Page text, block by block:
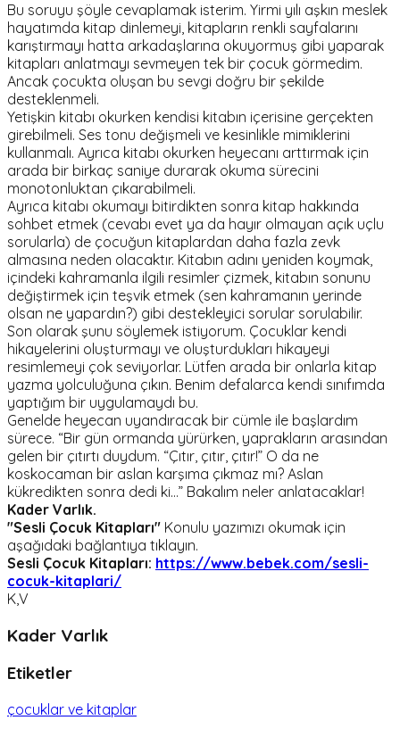
Bu soruyu şöyle cevaplamak isterim. Yirmi yılı aşkın meslek
hayatımda kitap dinlemeyi, kitapların renkli sayfalarını
karıştırmayı hatta arkadaşlarına okuyormuş gibi yaparak
kitapları anlatmayı sevmeyen tek bir çocuk görmedim.
Ancak çocukta oluşan bu sevgi doğru bir şekilde
desteklenmeli.
Yetişkin kitabı okurken kendisi kitabın içerisine gerçekten
girebilmeli. Ses tonu değişmeli ve kesinlikle mimiklerini
kullanmalı. Ayrıca kitabı okurken heyecanı arttırmak için
arada bir birkaç saniye durarak okuma sürecini
monotonluktan çıkarabilmeli.
Ayrıca kitabı okumayı bitirdikten sonra kitap hakkında
sohbet etmek (cevabı evet ya da hayır olmayan açık uçlu
sorularla) de çocuğun kitaplardan daha fazla zevk
almasına neden olacaktır. Kitabın adını yeniden koymak,
içindeki kahramanla ilgili resimler çizmek, kitabın sonunu
değiştirmek için teşvik etmek (sen kahramanın yerinde
olsan ne yapardın?) gibi destekleyici sorular sorulabilir.
Son olarak şunu söylemek istiyorum. Çocuklar kendi
hikayelerini oluşturmayı ve oluşturdukları hikayeyi
resimlemeyi çok seviyorlar. Lütfen arada bir onlarla kitap
yazma yolculuğuna çıkın. Benim defalarca kendi sınıfımda
yaptığım bir uygulamaydı bu.
Genelde heyecan uyandıracak bir cümle ile başlardım
sürece. “Bir gün ormanda yürürken, yaprakların arasından
gelen bir çıtırtı duydum. “Çıtır, çıtır, çıtır!” O da ne
koskocaman bir aslan karşıma çıkmaz mı? Aslan
kükredikten sonra dedi ki…” Bakalım neler anlatacaklar!
Kader Varlık.
"Sesli Çocuk Kitapları" Konulu yazımızı okumak için
aşağıdaki bağlantıya tıklayın.
Sesli Çocuk Kitapları: https://www.bebek.com/sesli-
cocuk-kitaplari/
K,V
Kader Varlık
Etiketler
çocuklar ve kitaplar